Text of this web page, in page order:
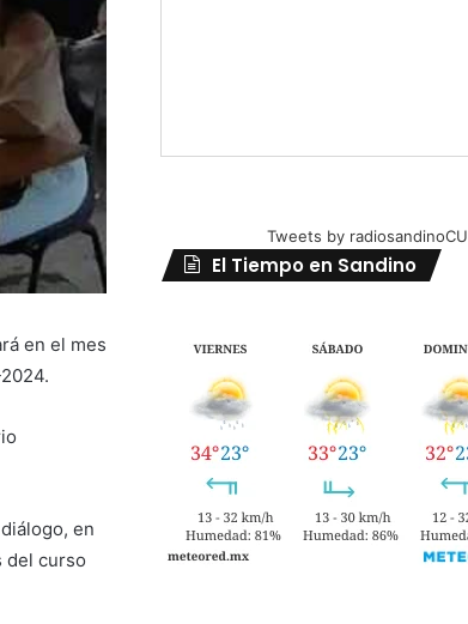
en el mes
en
del curso
Tweets by radiosandinoCU
El Tiempo en Sandino